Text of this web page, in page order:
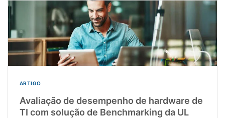
ARTIGO
Avaliação de desempenho de hardware de
TI com solução de Benchmarking da UL